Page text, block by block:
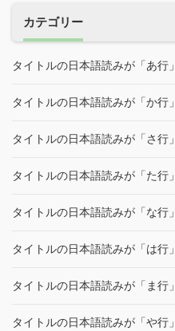
カテゴリー
タイトルの日本語読みが「あ行
タイトルの日本語読みが「か行
タイトルの日本語読みが「さ行
タイトルの日本語読みが「た行
タイトルの日本語読みが「な行
タイトルの日本語読みが「は行
タイトルの日本語読みが「ま行
タイトルの日本語読みが「や行